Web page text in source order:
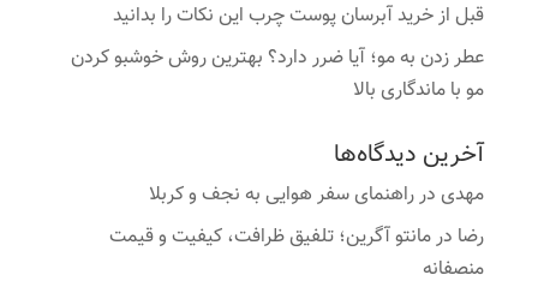
قبل از خرید آبرسان پوست چرب این نکات را بدانید
عطر زدن به مو؛ آیا ضرر دارد؟ بهترین روش خوشبو کردن
مو با ماندگاری بالا
آخرین دیدگاه‌ها
مهدیدرراهنمای سفر هوایی به نجف و کربلا
رضا درمانتو آگرین؛ تلفیق ظرافت، کیفیت و قیمت
منصفانه